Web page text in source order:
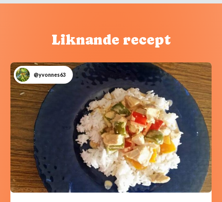
Liknande recept
@yvonnes63